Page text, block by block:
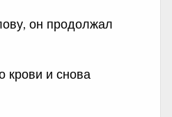
он продолжал
крови и снова